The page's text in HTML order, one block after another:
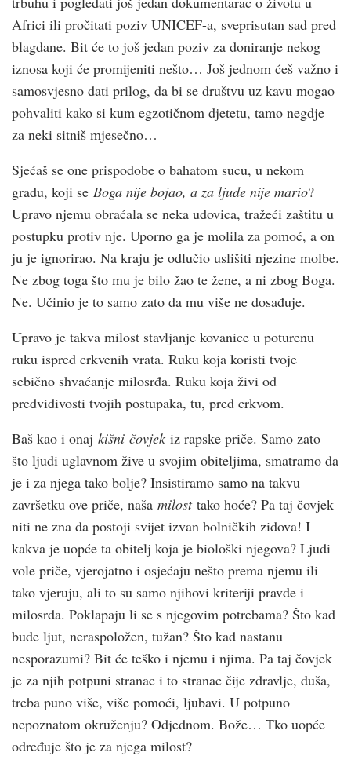
Africi ili pročitati poziv UNICEF-a, sveprisutan sad pred
blagdane. Bit će to još jedan poziv za doniranje nekog
iznosa koji će promijeniti nešto… Još jednom ćeš važno i
samosvjesno dati prilog, da bi se društvu uz kavu mogao
pohvaliti kako si kum egzotičnom djetetu, tamo negdje
za neki sitniš mjesečno…
Sjećaš se one prispodobe o bahatom sucu, u nekom
gradu, koji se Boga nije bojao, a za ljude nije mario?
Upravo njemu obraćala se neka udovica, tražeći zaštitu u
postupku protiv nje. Uporno ga je molila za pomoć, a on
ju je ignorirao. Na kraju je odlučio uslišiti njezine molbe.
Ne zbog toga što mu je bilo žao te žene, a ni zbog Boga.
Ne. Učinio je to samo zato da mu više ne dosađuje.
Upravo je takva milost stavljanje kovanice u poturenu
ruku ispred crk­venih vrata. Ruku koja koristi tvoje
sebično shvaćanje milosrđa. Ruku koja živi od
predvidivosti tvojih postupaka, tu, pred crk­vom.
Baš kao i onaj kišni čovjek iz rapske priče. Samo zato
što ljudi uglavnom žive u svojim obiteljima, smatramo da
je i za njega tako bolje? Insistiramo samo na takvu
završetku ove priče, naša milosttako hoće? Pa taj čovjek
niti ne zna da postoji svijet izvan bolničkih zidova! I
kakva je uopće ta obitelj koja je biološki njegova? Ljudi
vole priče, vjerojatno i osjećaju nešto prema njemu ili
tako vjeruju, ali to su samo njihovi kriteriji pravde i
milosrđa. Poklapaju li se s njegovim potrebama? Što kad
bude ljut, neraspoložen, tužan? Što kad nastanu
nesporazumi? Bit će teško i njemu i njima. Pa taj čovjek
je za njih potpuni stranac i to stranac čije zdravlje, duša,
treba puno više, više pomoći, ljubavi. U potpuno
nepoznatom okruženju? Odjednom. Bože… Tko uopće
određuje što je za njega milost?